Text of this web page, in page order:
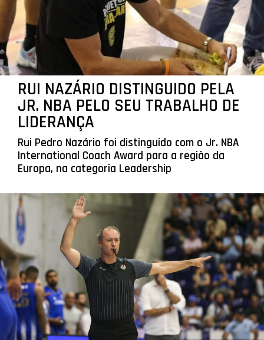
RUI NAZÁRIO DISTINGUIDO PELA
JR. NBA PELO SEU TRABALHO DE
LIDERANÇA
Rui Pedro Nazário foi distinguido com o Jr. NBA
International Coach Award para a região da
Europa, na categoria Leadership